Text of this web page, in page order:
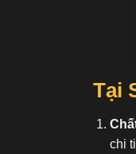
Tại
chi